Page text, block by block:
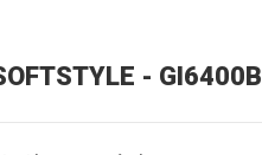
- GI6400B